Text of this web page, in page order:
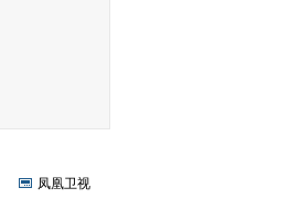
凤凰卫视